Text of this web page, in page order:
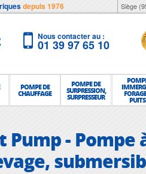
depuis 1976 Siège
Nous contacter au :
01 39 97 65 10
POMPE DE
CHAUFFAGE
POMPE DE
SURPRESSION,
SURPRESSEUR PUITS
Pump -